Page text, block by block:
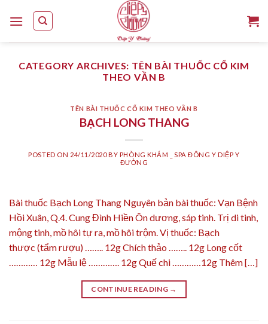
CATEGORY ARCHIVES: TÊN BÀI THUỐC CỔ KIM
THEO VẦN B
TÊN BÀI THUỐC CỔ KIM THEO VẦN B
BẠCH LONG THANG
POSTED ON 24/11/2020BY PHÒNG KHÁM _ SPA ĐÔNG Y DIỆP Y
ĐƯỜNG
Bài thuốc Bạch Long Thang Nguyên bản bài thuốc: Vạn Bệnh
Hồi Xuân, Q.4. Cung Đình Hiền Ôn dương, sáp tinh. Trị di tinh,
mộng tinh, mồ hôi tự ra, mồ hôi trộm. Vị thuốc: Bạch
thược (tẩm rượu) …….. 12g Chích thảo …….. 12g Long cốt
………… 12g Mẫu lệ …………. 12g Quế chi …………12g Thêm […]
CONTINUE READING →